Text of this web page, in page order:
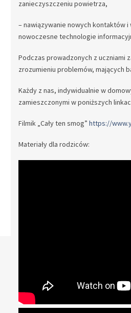
zanieczyszczeniu powietrza,
– nawiązywanie nowych kontaktów
nowoczesne technologie
Podczas prowadzonych z uczniami
zrozumieniu problemów, mających
Każdy z nas, indywidualnie w
zamieszczonymi w poniższych
Filmik „Cały ten smog” https://
Materiały dla rodziców: